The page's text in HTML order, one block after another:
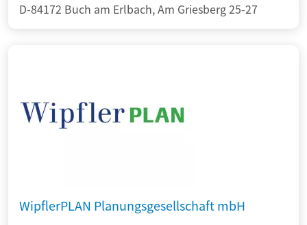
D-84172 Buch am Erlbach, Am Griesberg 25-27
WipflerPLAN Planungsgesellschaft mbH